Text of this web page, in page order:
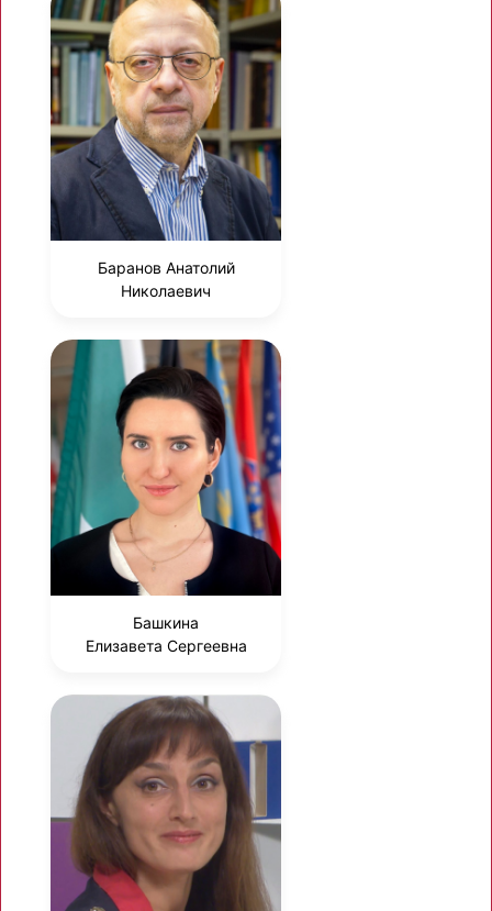
Баранов Анатолий
Николаевич
Башкина
Елизавета Сергеевна